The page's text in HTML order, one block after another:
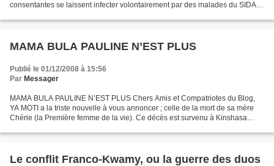
consentantes se laissent infecter volontairement par des malades du SIDA. Il
MAMA BULA PAULINE N’EST PLUS
Publié le 01/12/2008 à 15:56
Par Messager
MAMA BULA PAULINE N’EST PLUS Chers Amis et Compatriotes du Blog,
YA MOTI a la triste nouvelle à vous annoncer ; celle de la mort de sa mère
Chérie (la Première femme de la vie). Ce décès est survenu à Kinshasa
Le conflit Franco-Kwamy, ou la guerre des duos